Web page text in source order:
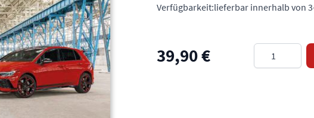
Verfügbarkeit:lieferbar innerhalb von
39,90 € Menge